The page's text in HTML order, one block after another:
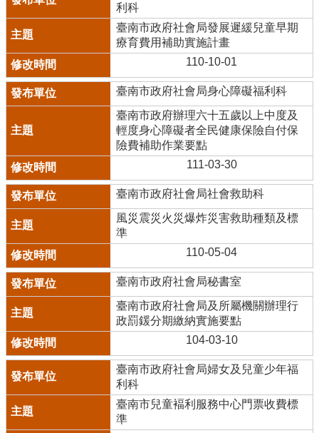
利科
臺南市政府社會局發展遲緩兒童早期
療育費用補助實施計畫
110-10-01
臺南市政府社會局身心障礙福利科
臺南市政府辦理六十五歲以上中度及
輕度身心障礙者全民健康保險自付保
險費補助作業要點
111-03-30
臺南市政府社會局社會救助科
風災震災火災爆炸災害救助種類及標
準
110-05-04
臺南市政府社會局秘書室
臺南市政府社會局及所屬機關辦理行
政罰鍰分期繳納實施要點
104-03-10
臺南市政府社會局婦女及兒童少年福
利科
臺南市兒童褔利服務中心門票收費標
準